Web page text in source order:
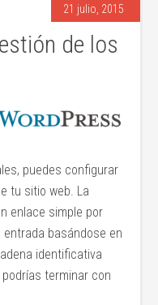
21 julio, 2015
de los
puedes configurar
tu sitio web. La
enlace simple por
basándose en
identificativa
terminar con